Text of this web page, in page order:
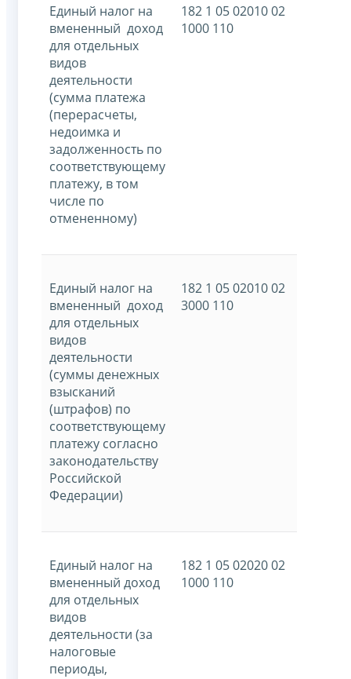
Единый налог на
вмененный доход
для отдельных
видов
деятельности
(сумма платежа
(перерасчеты,
недоимка и
задолженность по
соответствующему
платежу, в том
числе по
отмененному)
182 1 05 02010 02
1000 110
Единый налог на
вмененный доход
для отдельных
видов
деятельности
(суммы денежных
взысканий
(штрафов) по
соответствующему
платежу согласно
законодательству
Российской
Федерации)
182 1 05 02010 02
3000 110
Единый налог на
вмененный доход
для отдельных
видов
деятельности (за
налоговые
периоды,
182 1 05 02020 02
1000 110